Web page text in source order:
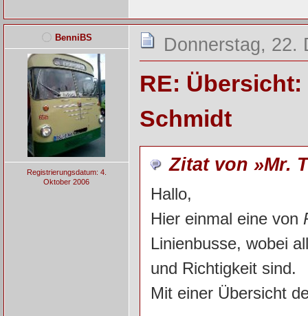
BenniBS
Registrierungsdatum: 4.
Oktober 2006
Donnerstag, 22.
RE:
Schmidt
Zitat von »Mr.
Hallo,
Hier einmal eine von
Linienbusse, wobei
und Richtigkeit sind.
Mit einer Übersicht